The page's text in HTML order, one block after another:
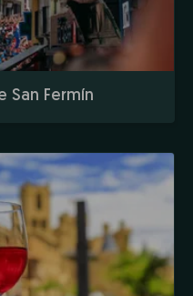
San Fermín